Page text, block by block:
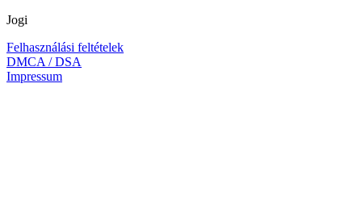
Jogi
Felhasználási feltételek
DMCA / DSA
Impressum